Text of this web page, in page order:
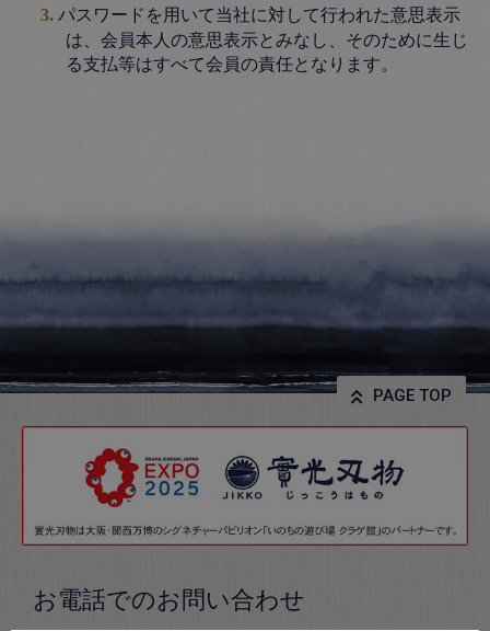
パスワードを用いて当社に対して行われた意思表示
は、会員本人の意思表示とみなし、そのために生じ
る支払等はすべて会員の責任となります。
PAGE TOP
お電話でのお問い合わせ